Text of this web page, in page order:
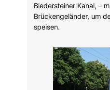
Biedersteiner Kanal, –
Brückengeländer, um
speisen.